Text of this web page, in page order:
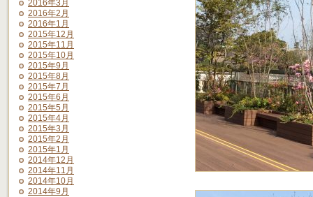
2016年3月
2016年2月
2016年1月
2015年12月
2015年11月
2015年10月
2015年9月
2015年8月
2015年7月
2015年6月
2015年5月
2015年4月
2015年3月
2015年2月
2015年1月
2014年12月
2014年11月
2014年10月
2014年9月